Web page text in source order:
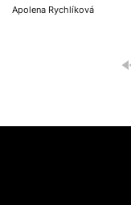
Apolena Rychlíková